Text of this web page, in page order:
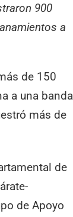
900
a
de 150
a una banda
más de
de
de Apoyo